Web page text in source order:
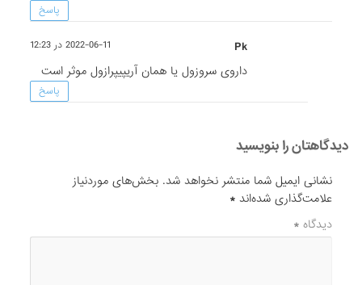
پاسخ
Pk 2022-06-11 در 12:23
داروی سروزول یا همان آریپیپرازول موثر است
پاسخ
دیدگاهتان را بنویسید
نشانی ایمیل شما منتشر نخواهد شد. بخش‌های موردنیاز
علامت‌گذاری شده‌اند*
دیدگاه*